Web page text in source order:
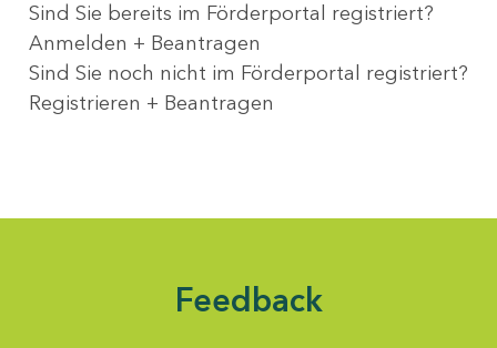
Sind Sie bereits im Förderportal registriert?
Anmelden + Beantragen
Sind Sie noch nicht im Förderportal registriert?
Registrieren + Beantragen
Feedback